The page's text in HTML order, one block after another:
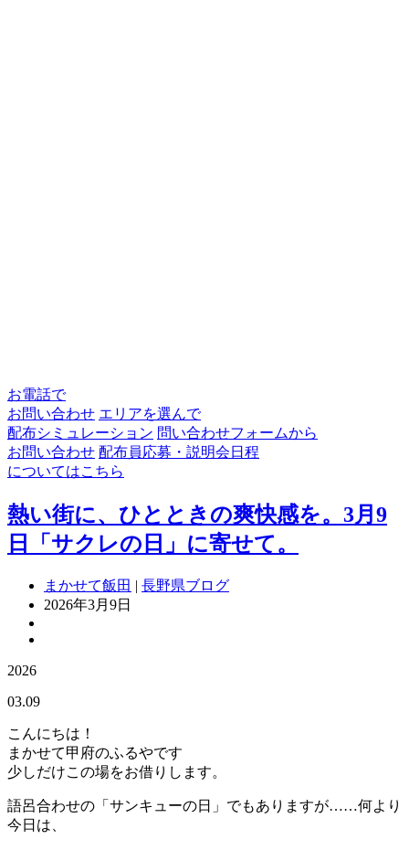
お電話で
お問い合わせ エリアを選んで
配布シミュレーション 問い合わせフォームから
お問い合わせ 配布員応募・説明会日程
についてはこちら
熱い街に、ひとときの爽快感を。3月9
日「サクレの日」に寄せて。
まかせて飯田 | 長野県ブログ
2026年3月9日
2026
03.09
こんにちは！
まかせて甲府のふるやです
少しだけこの場をお借りします。
語呂合わせの「サンキューの日」でもありますが……何より
今日は、